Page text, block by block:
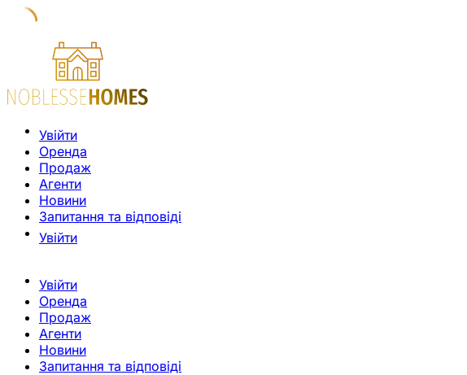
Увійти
Оренда
Продаж
Агенти
Новини
Запитання та відповіді
Увійти
Увійти
Оренда
Продаж
Агенти
Новини
Запитання та відповіді